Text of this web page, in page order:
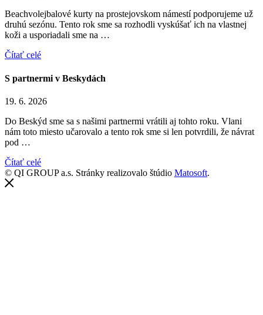
Beachvolejbalové kurty na prostejovskom námestí podporujeme už
druhú sezónu. Tento rok sme sa rozhodli vyskúšať ich na vlastnej
koži a usporiadali sme na …
Čítať celé
S partnermi v Beskydách
19. 6. 2026
Do Beskýd sme sa s našimi partnermi vrátili aj tohto roku. Vlani
nám toto miesto učarovalo a tento rok sme si len potvrdili, že návrat
pod …
Čítať celé
© QI GROUP a.s. Stránky realizovalo štúdio Matosoft.